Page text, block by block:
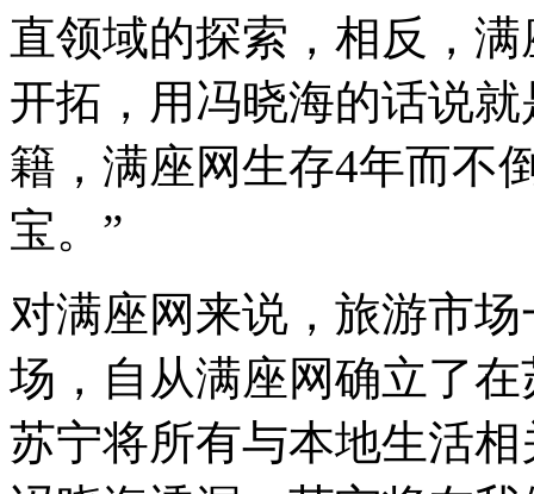
直领域的探索，相反，
开拓，用冯晓海的话说
籍，满座网生存4年而不
宝。”
对满座网来说，旅游市
场，自从满座网确立了
苏宁将所有与本地生活